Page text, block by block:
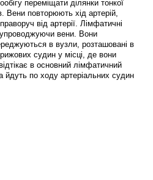
переміщати ділянки тонкої
Вени повторюють хід артерій,
від артерії. Лімфатичні
вени. Вони
в вузли, розташовані в
судин у місці, де вони
в основний лімфатичний
йдуть по ходу артеріальних судин